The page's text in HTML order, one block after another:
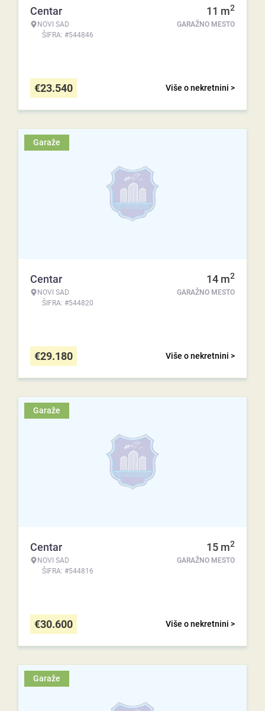
Centar
NOVI SAD
ŠIFRA: #544846
11 m2
GARAŽNO MESTO
Više o nekretnini >
€23.540
Garaže
Centar
NOVI SAD
ŠIFRA: #544820
14 m2
GARAŽNO MESTO
Više o nekretnini >
€29.180
Garaže
Centar
NOVI SAD
ŠIFRA: #544816
15 m2
GARAŽNO MESTO
Više o nekretnini >
€30.600
Garaže